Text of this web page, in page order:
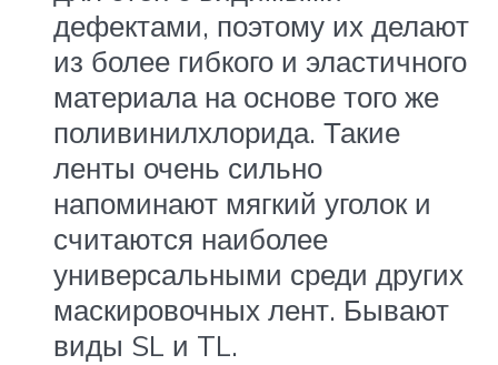
дефектами, поэтому их делают
из более гибкого и эластичного
материала на основе того же
поливинилхлорида. Такие
ленты очень сильно
напоминают мягкий уголок и
считаются наиболее
универсальными среди других
маскировочных лент. Бывают
виды SL и TL.